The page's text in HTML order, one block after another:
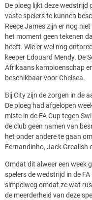
De ploeg lijkt deze wedstrijd
vaste spelers te kunnen
Reece James zijn er nog
het moment geen tekenen
heeft. Wie er wel nog
keeper Edouard Mendy. De
Afrikaans kampioenschap
beschikbaar voor Chelsea.
Bij City zijn de zorgen in de
De ploeg had afgelopen
miste in de FA Cup tegen
de club geen namen van
het onder andere te gaan
Fernandinho, Jack Grealish
Omdat dit alweer een week
spelers de wedstrijd in de
simpelweg omdat ze wat
de meerderheid van deze